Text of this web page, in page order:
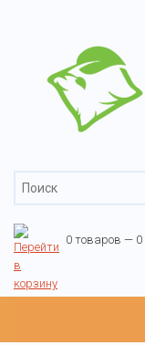
0 товаров — 0